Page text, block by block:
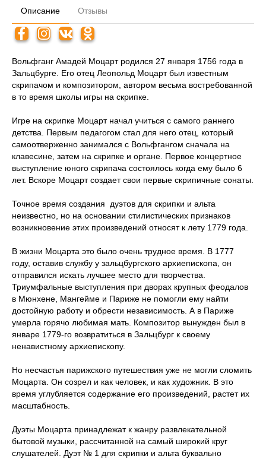
Описание Отзывы
Вольфганг Амадей Моцарт родился 27 января 1756 года в
Зальцбурге. Его отец Леопольд Моцарт был известным
скрипачом и композитором, автором весьма востребованной
в то время школы игры на скрипке.
Игре на скрипке Моцарт начал учиться с самого раннего
детства. Первым педагогом стал для него отец, который
самоотверженно занимался с Вольфгангом сначала на
клавесине, затем на скрипке и органе. Первое концертное
выступление юного скрипача состоялось когда ему было 6
лет. Вскоре Моцарт создает свои первые скрипичные сонаты.
Точное время создания дуэтов для скрипки и альта
неизвестно, но на основании стилистических признаков
возникновение этих произведений относят к лету 1779 года.
В жизни Моцарта это было очень трудное время. В 1777
году, оставив службу у зальцбургского архиепископа, он
отправился искать лучшее место для творчества.
Триумфальные выступления при дворах крупных феодалов
в Мюнхене, Мангейме и Париже не помогли ему найти
достойную работу и обрести независимость. А в Париже
умерла горячо любимая мать. Композитор вынужден был в
январе 1779-го возвратиться в Зальцбург к своему
ненавистному архиепископу.
Но несчастья парижского путешествия уже не могли сломить
Моцарта. Он созрел и как человек, и как художник. В это
время углубляется содержание его произведений, растет их
масштабность.
Дуэты Моцарта принадлежат к жанру развлекательной
бытовой музыки, рассчитанной на самый широкий круг
слушателей. Дуэт № 1 для скрипки и альта буквально